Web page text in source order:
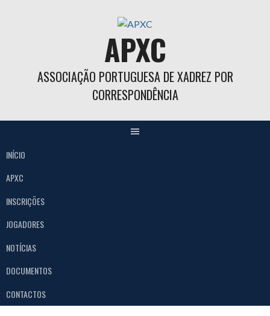
APXC
ASSOCIAÇÃO PORTUGUESA DE XADREZ POR
CORRESPONDÊNCIA
INÍCIO
APXC
INSCRIÇÕES
JOGADORES
NOTÍCIAS
DOCUMENTOS
CONTACTOS